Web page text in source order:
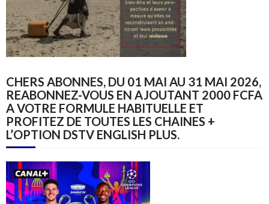
CHERS ABONNES, DU 01 MAI AU 31 MAI 2026,
REABONNEZ-VOUS EN AJOUTANT 2000 FCFA
A VOTRE FORMULE HABITUELLE ET
PROFITEZ DE TOUTES LES CHAINES +
L’OPTION DSTV ENGLISH PLUS.